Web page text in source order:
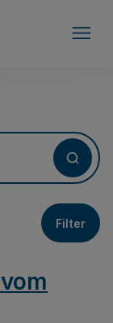
Filter